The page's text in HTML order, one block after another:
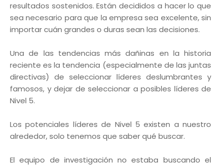
resultados sostenidos. Están decididos a hacer lo que
sea necesario para que la empresa sea excelente, sin
importar cuán grandes o duras sean las decisiones.
Una de las tendencias más dañinas en la historia
reciente es la tendencia (especialmente de las juntas
directivas) de seleccionar líderes deslumbrantes y
famosos, y dejar de seleccionar a posibles líderes de
Nivel 5.
Los potenciales líderes de Nivel 5 existen a nuestro
alrededor, solo tenemos que saber qué buscar.
El equipo de investigación no estaba buscando el